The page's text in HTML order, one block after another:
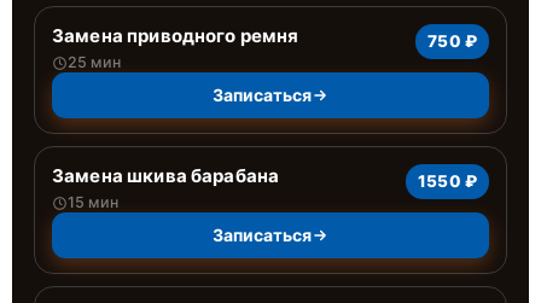
Замена приводного ремня
25 мин
750 ₽
Записаться
Замена шкива барабана
15 мин
1550 ₽
Записаться